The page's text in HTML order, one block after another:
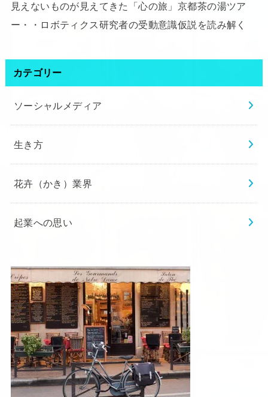
見えないものが見えてきた「心の旅」京都茶の湯ツア
ー・・ロボティクス研究者の受動意識仮説を読み解く
カテゴリー
ソーシャルメディア
生き方
花卉（かき）業界
起業への思い